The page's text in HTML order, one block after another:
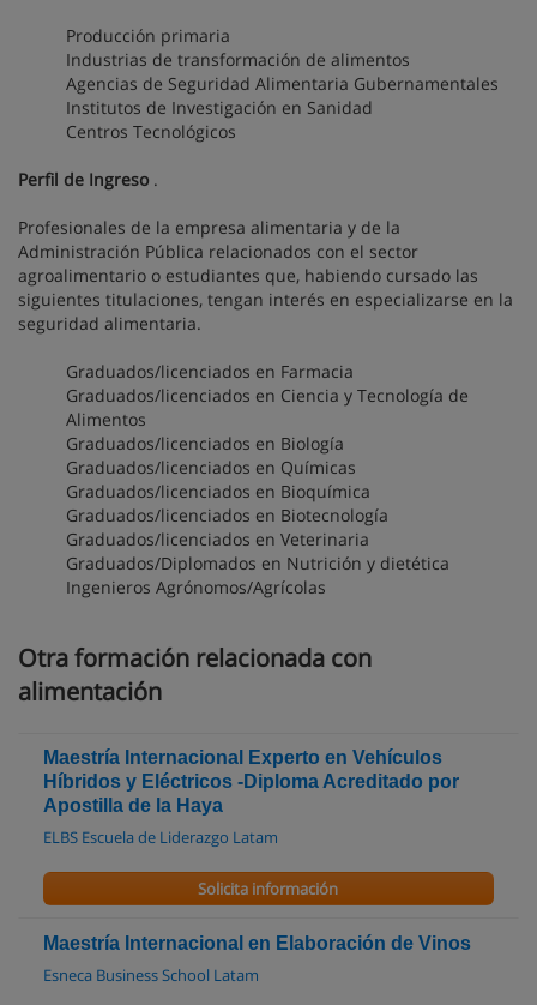
Producción primaria
Industrias de transformación de alimentos
Agencias de Seguridad Alimentaria Gubernamentales
Institutos de Investigación en Sanidad
Centros Tecnológicos
Perfil de Ingreso .
Profesionales de la empresa alimentaria y de la
Administración Pública relacionados con el sector
agroalimentario o estudiantes que, habiendo cursado las
siguientes titulaciones, tengan interés en especializarse en la
seguridad alimentaria.
Graduados/licenciados en Farmacia
Graduados/licenciados en Ciencia y Tecnología de
Alimentos
Graduados/licenciados en Biología
Graduados/licenciados en Químicas
Graduados/licenciados en Bioquímica
Graduados/licenciados en Biotecnología
Graduados/licenciados en Veterinaria
Graduados/Diplomados en Nutrición y dietética
Ingenieros Agrónomos/Agrícolas
Otra formación relacionada con
alimentación
Maestría Internacional Experto en Vehículos
Híbridos y Eléctricos -Diploma Acreditado por
Apostilla de la Haya
ELBS Escuela de Liderazgo Latam
Solicita información
Maestría Internacional en Elaboración de Vinos
Esneca Business School Latam